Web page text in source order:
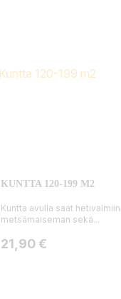
KUNTTA 120-199 M2
Kuntta avulla saat hetivalmiin
metsämaiseman sekä...
Hinta
21,90 €